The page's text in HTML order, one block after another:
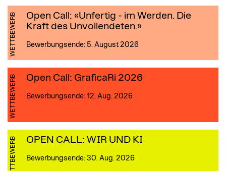
WETTBEWERB
Open Call: «Unfertig - im Werden. Die
Kraft des Unvollendeten.»
Bewerbungsende: 5. August 2026
WETTBEWERB Open Call: GraficaRi 2026
Bewerbungsende: 12. Aug. 2026
WETTBEWERB OPEN CALL: WIR UND KI
Bewerbungsende: 30. Aug. 2026